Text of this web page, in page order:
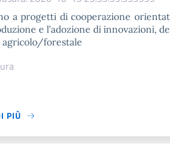
a progetti di cooperazione
e l’adozione di innovazioni,
forestale
PIÙ